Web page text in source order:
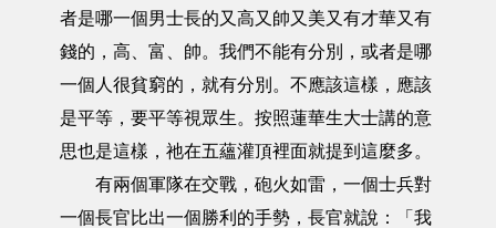
者是哪一個男士長的又高又帥又美又有才華又有
錢的，高、富、帥。我們不能有分別，或者是哪
一個人很貧窮的，就有分別。不應該這樣，應該
是平等，要平等視眾生。按照蓮華生大士講的意
思也是這樣，祂在五蘊灌頂裡面就提到這麼多。
有兩個軍隊在交戰，砲火如雷，一個士兵對
一個長官比出一個勝利的手勢，長官就說：「我